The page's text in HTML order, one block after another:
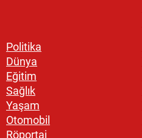
Politika
Dünya
Eğitim
Sağlık
Yaşam
Otomobil
Röportaj